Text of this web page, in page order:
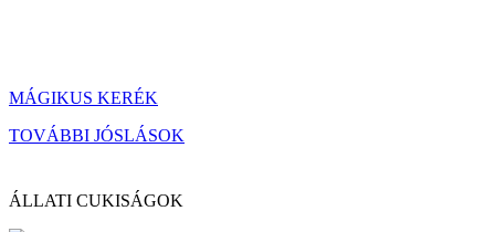
MÁGIKUS KERÉK
TOVÁBBI JÓSLÁSOK
ÁLLATI CUKISÁGOK